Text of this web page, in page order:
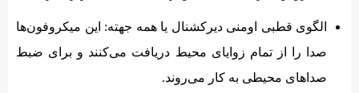
الگوی قطبی اومنی دیرکشنال یا همه جهته: این میکروفون‌ها
صدا را از تمام زوایای محیط دریافت می‌کنند و برای ضبط
صداهای محیطی به کار می‌روند.